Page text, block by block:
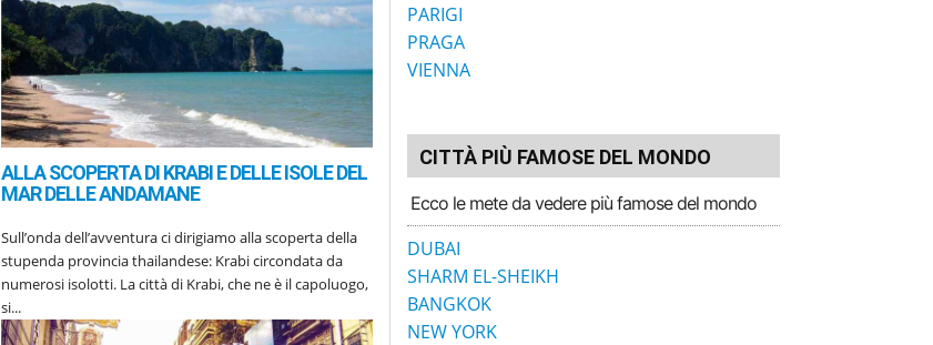
ALLA SCOPERTA DI KRABI E DELLE ISOLE DEL
MAR DELLE ANDAMANE
Sull’onda dell’avventura ci dirigiamo alla scoperta della
stupenda provincia thailandese: Krabi circondata da
numerosi isolotti. La città di Krabi, che ne è il capoluogo,
si...
PARIGI
PRAGA
VIENNA
CITTÀ PIÙ FAMOSE DEL MONDO
Ecco le mete da vedere più famose del mondo
DUBAI
SHARM EL-SHEIKH
BANGKOK
NEW YORK